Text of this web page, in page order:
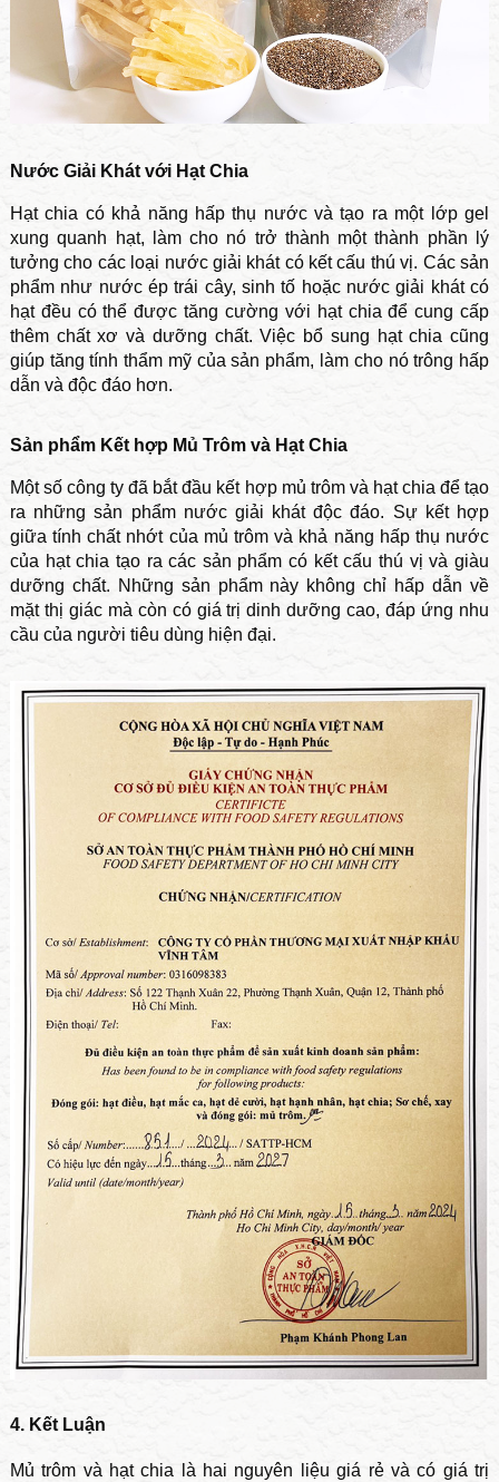
Nước Giải Khát với Hạt Chia
Hạt chia có khả năng hấp thụ nước và tạo ra một lớp gel
xung quanh hạt, làm cho nó trở thành một thành phần lý
tưởng cho các loại nước giải khát có kết cấu thú vị. Các sản
phẩm như nước ép trái cây, sinh tố hoặc nước giải khát có
hạt đều có thể được tăng cường với hạt chia để cung cấp
thêm chất xơ và dưỡng chất. Việc bổ sung hạt chia cũng
giúp tăng tính thẩm mỹ của sản phẩm, làm cho nó trông hấp
dẫn và độc đáo hơn.
Sản phẩm Kết hợp Mủ Trôm và Hạt Chia
Một số công ty đã bắt đầu kết hợp mủ trôm và hạt chia để tạo
ra những sản phẩm nước giải khát độc đáo. Sự kết hợp
giữa tính chất nhớt của mủ trôm và khả năng hấp thụ nước
của hạt chia tạo ra các sản phẩm có kết cấu thú vị và giàu
dưỡng chất. Những sản phẩm này không chỉ hấp dẫn về
mặt thị giác mà còn có giá trị dinh dưỡng cao, đáp ứng nhu
cầu của người tiêu dùng hiện đại.
4. Kết Luận
Mủ trôm và hạt chia là hai nguyên liệu giá rẻ và có giá trị